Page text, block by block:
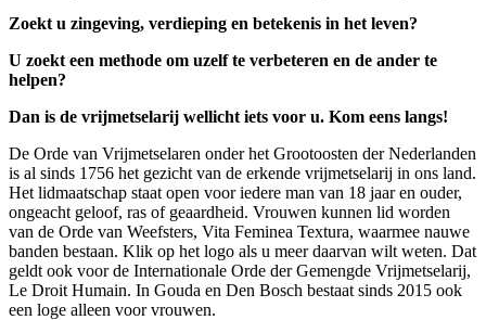
Zoekt u zingeving, verdieping en betekenis in het leven?
U zoekt een methode om uzelf te verbeteren en de ander te
helpen?
Dan is de vrijmetselarij wellicht iets voor u. Kom eens langs!
De Orde van Vrijmetselaren onder het Grootoosten der Nederlanden
is al sinds 1756 het gezicht van de erkende vrijmetselarij in ons land.
Het lidmaatschap staat open voor iedere man van 18 jaar en ouder,
ongeacht geloof, ras of geaardheid. Vrouwen kunnen lid worden
van de Orde van Weefsters, Vita Feminea Textura, waarmee nauwe
banden bestaan. Klik op het logo als u meer daarvan wilt weten. Dat
geldt ook voor de Internationale Orde der Gemengde Vrijmetselarij,
Le Droit Humain. In Gouda en Den Bosch bestaat sinds 2015 ook
een loge alleen voor vrouwen.